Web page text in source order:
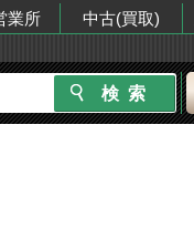
業所 中古(買取)